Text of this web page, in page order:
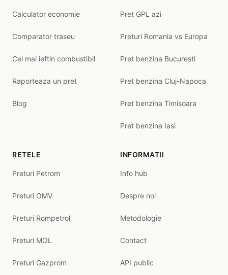
Calculator economie
Comparator traseu
Cel mai ieftin combustibil
Raporteaza un pret
Blog
Pret GPL azi
Preturi Romania vs Europa
Pret benzina Bucuresti
Pret benzina Cluj-Napoca
Pret benzina Timisoara
Pret benzina Iasi
RETELE
Preturi Petrom
Preturi OMV
Preturi Rompetrol
Preturi MOL
Preturi Gazprom
INFORMATII
Info hub
Despre noi
Metodologie
Contact
API public